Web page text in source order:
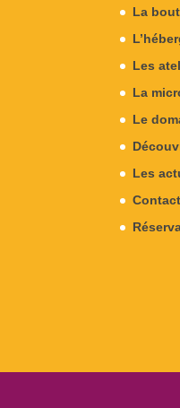
La
Les
La
Le
Les
Contact